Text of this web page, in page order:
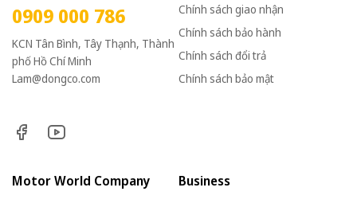
0909 000 786
KCN Tân Bình, Tây Thạnh, Thành
phố Hồ Chí Minh
Lam@dongco.com
Chính sách giao nhận
Chính sách bảo hành
Chính sách đổi trả
Chính sách bảo mật
Motor World Company Business